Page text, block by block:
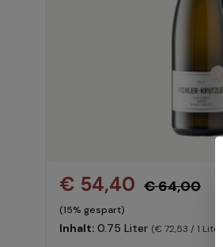
€ 54,40 € 64,00
(15% gespart)
Inhalt: 0.75 Liter (€ 72,53 / 1 Liter)